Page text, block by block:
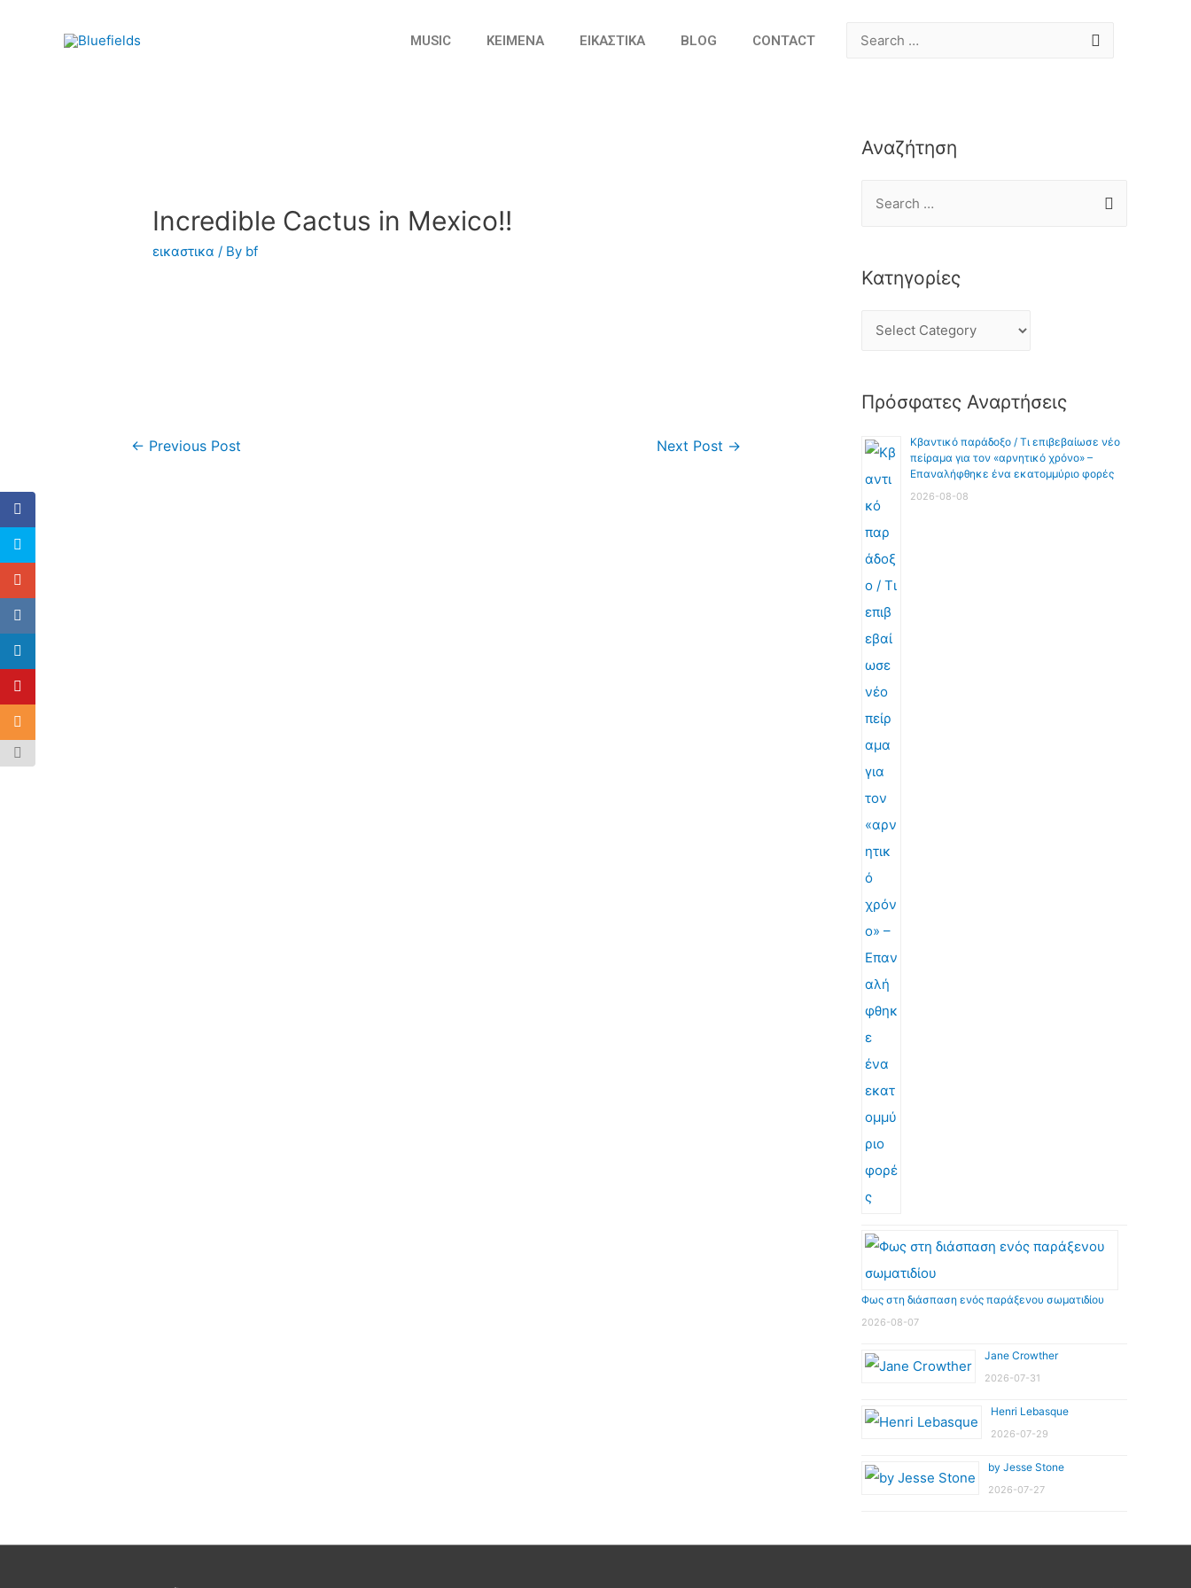
MUSIC ΚΕΙΜΕΝΑ ΕΙΚΑΣΤΙΚΑ BLOG CONTACT
Incredible Cactus in Mexico!!
εικαστικα / By bf
← Previous Post Next Post →
Αναζήτηση
Κατηγορίες
Πρόσφατες Αναρτήσεις
Κβαντικό παράδοξο / Τι επιβεβαίωσε νέο
πείραμα για τον «αρνητικό χρόνο» –
Επαναλήφθηκε ένα εκατομμύριο φορές
2026-08-08
Φως στη διάσπαση ενός παράξενου σωματιδίου
2026-08-07
Jane Crowther
2026-07-31
Henri Lebasque
2026-07-29
by Jesse Stone
2026-07-27